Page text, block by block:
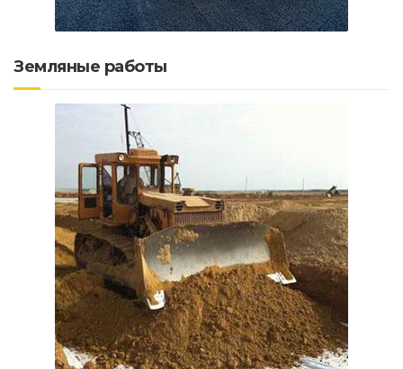
Земляные работы